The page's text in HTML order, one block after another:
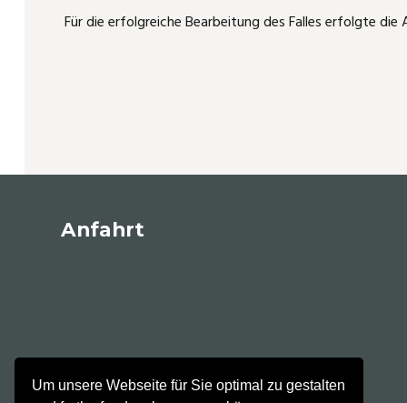
Um unsere Webseite für Sie optimal zu gestalten
Für die erfolgreiche Bearbeitung des Falles erfolgte die
Anfahrt